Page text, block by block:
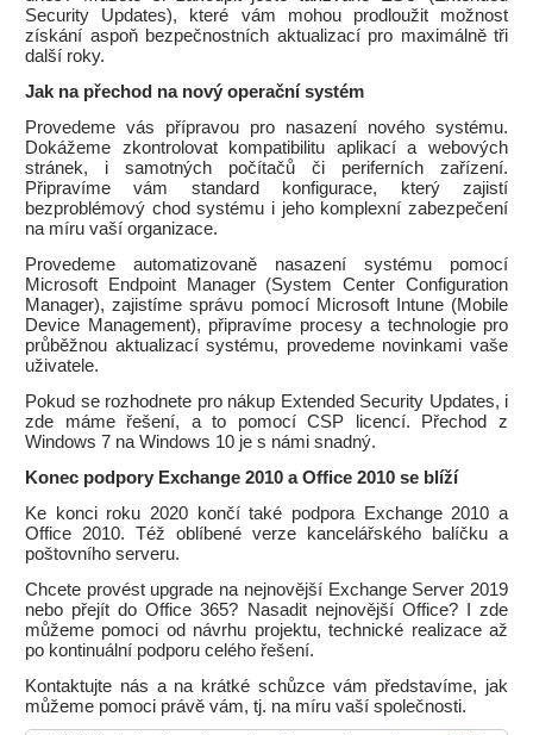
Security Updates), které vám mohou prodloužit možnost
získání aspoň bezpečnostních aktualizací pro maximálně tři
další roky.
Jak na přechod na nový operační systém
Provedeme vás přípravou pro nasazení nového systému.
Dokážeme zkontrolovat kompatibilitu aplikací a webových
stránek, i samotných počítačů či periferních zařízení.
Připravíme vám standard konfigurace, který zajistí
bezproblémový chod systému i jeho komplexní zabezpečení
na míru vaší organizace.
Provedeme automatizovaně nasazení systému pomocí
Microsoft Endpoint Manager (System Center Configuration
Manager), zajistíme správu pomocí Microsoft Intune (Mobile
Device Management), připravíme procesy a technologie pro
průběžnou aktualizací systému, provedeme novinkami vaše
uživatele.
Pokud se rozhodnete pro nákup Extended Security Updates, i
zde máme řešení, a to pomocí CSP licencí. Přechod z
Windows 7 na Windows 10 je s námi snadný.
Konec podpory Exchange 2010 a Office 2010 se blíží
Ke konci roku 2020 končí také podpora Exchange 2010 a
Office 2010. Též oblíbené verze kancelářského balíčku a
poštovního serveru.
Chcete provést upgrade na nejnovější Exchange Server 2019
nebo přejít do Office 365? Nasadit nejnovější Office? I zde
můžeme pomoci od návrhu projektu, technické realizace až
po kontinuální podporu celého řešení.
Kontaktujte nás a na krátké schůzce vám představíme, jak
můžeme pomoci právě vám, tj. na míru vaší společnosti.